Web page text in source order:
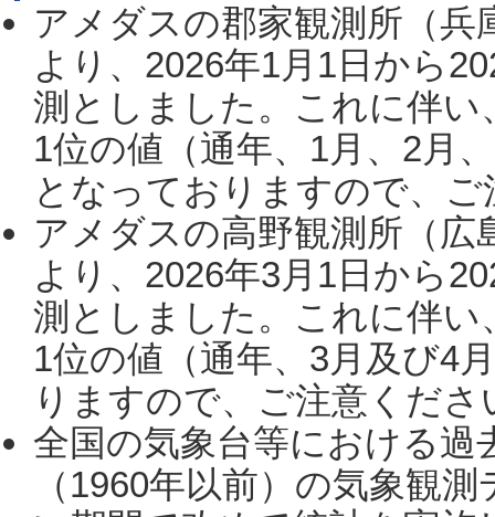
アメダスの郡家観測所（
より、2026年1月1日から
測としました。これに伴い
1位の値（通年、1月、2月
となっておりますので、
アメダスの高野観測所（
より、2026年3月1日から
測としました。これに伴い
1位の値（通年、3月及び4
りますので、ご注意くだ
全国の気象台等における過
（1960年以前）の気象観